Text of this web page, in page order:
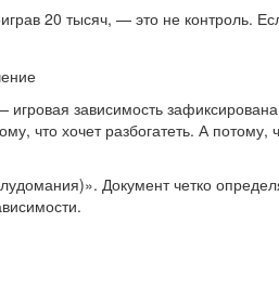
20 тысяч, — это не контроль.
зависимость зафиксирована
что хочет разбогатеть. А
Документ четко